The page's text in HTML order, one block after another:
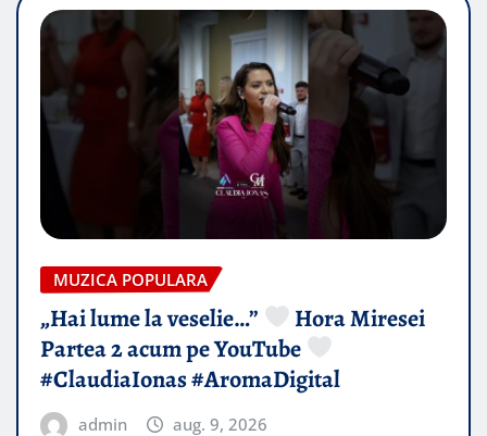
MUZICA POPULARA
„Hai lume la veselie…”
Hora Miresei
Partea 2 acum pe YouTube
#ClaudiaIonas #AromaDigital
admin aug. 9, 2026